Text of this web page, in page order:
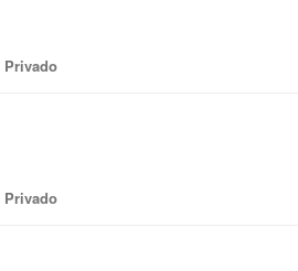
Privado
Privado